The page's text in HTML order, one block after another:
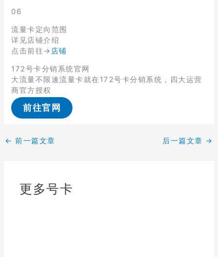
06
流量卡定向范围
详见店铺介绍
点击前往→ 店铺
172号卡分销系统官网
大流量不限速流量卡就在172号卡分销系统，四大运营
商官方授权
前往官网
← 前一篇文章 后一篇文章 →
更多号卡